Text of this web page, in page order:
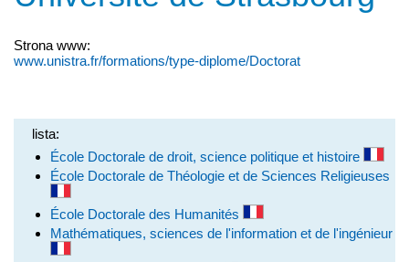
Strona www:
www.unistra.fr/formations/type-diplome/Doctorat
lista:
École Doctorale de droit, science politique et histoire
École Doctorale de Théologie et de Sciences Religieuses
École Doctorale des Humanités
Mathématiques, sciences de l'information et de l'ingénieur